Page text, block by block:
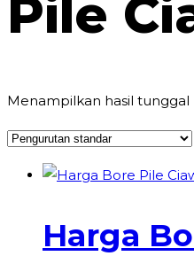
Pile
Menampilkan hasil tunggal
Harga